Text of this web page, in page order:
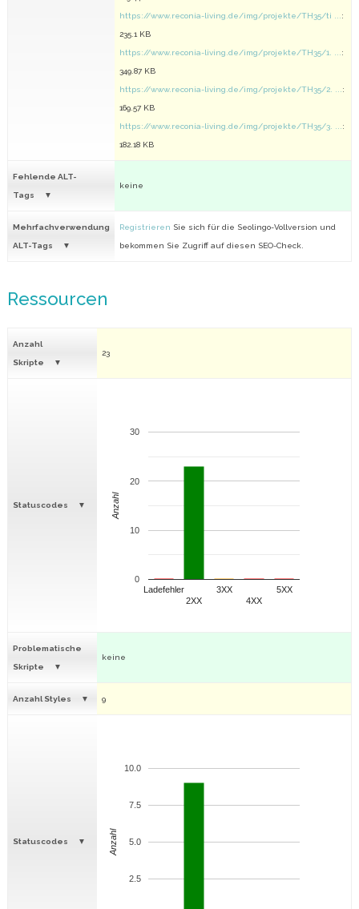
https://www.reconia-living.de/img/projekte/TH35/ti ... :
235.1 KB
https://www.reconia-living.de/img/projekte/TH35/1. ... :
349.87 KB
https://www.reconia-living.de/img/projekte/TH35/2. ... :
169.57 KB
https://www.reconia-living.de/img/projekte/TH35/3. ... :
182.18 KB
Fehlende ALT-
Tags
keine
Mehrfachverwendung
ALT-Tags
Registrieren Sie sich für die Seolingo-Vollversion und
bekommen Sie Zugriff auf diesen SEO-Check.
Ressourcen
Anzahl
Skripte
23
Statuscodes
Ladefehler
2XX
3XX
4XX
5XX
0
10
20
30
Anzahl
Problematische
Skripte
keine
Anzahl Styles 9
Statuscodes
2.5
5.0
7.5
10.0
Anzahl